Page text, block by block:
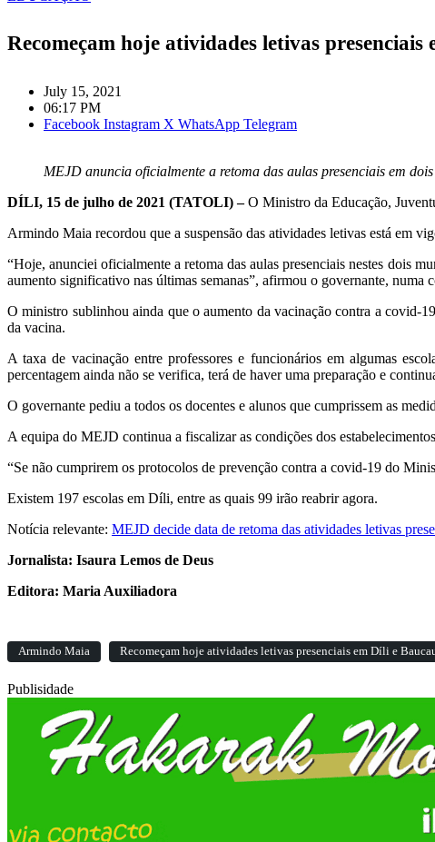
Recomeçam hoje atividades letivas presenciais
July 15, 2021
06:17 PM
Facebook Instagram X WhatsApp Telegram
MEJD anuncia oficialmente a retoma das aulas presenciais em
DÍLI, 15 de julho de 2021 (TATOLI) –O Ministro da Educação,
Armindo Maia recordou que a suspensão das atividades letivas está em
“Hoje, anunciei oficialmente a retoma das aulas presenciais nestes dois
aumento significativo nas últimas semanas”, afirmou o governante,
O ministro sublinhou ainda que o aumento da vacinação contra a covid-
da vacina.
A taxa de vacinação entre professores e funcionários em algumas
percentagem ainda não se verifica, terá de haver uma preparação e
O governante pediu a todos os docentes e alunos que cumprissem as
A equipa do MEJD continua a fiscalizar as condições dos
“Se não cumprirem os protocolos de prevenção contra a covid-19 do
Existem 197 escolas em Díli, entre as quais 99 irão reabrir agora.
Notícia relevante: MEJD decide data de retoma das atividades letivas
Jornalista: Isaura Lemos de Deus
Editora: Maria Auxiliadora
Armindo Maia Recomeçam hoje atividades letivas presenciais em Díli e
Publisidade